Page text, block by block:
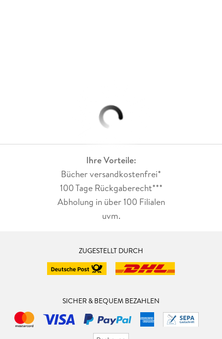
Ihre Vorteile:
Bücher versandkostenfrei*
100 Tage Rückgaberecht***
Abholung in über 100 Filialen
uvm.
ZUGESTELLT DURCH
SICHER & BEQUEM BEZAHLEN